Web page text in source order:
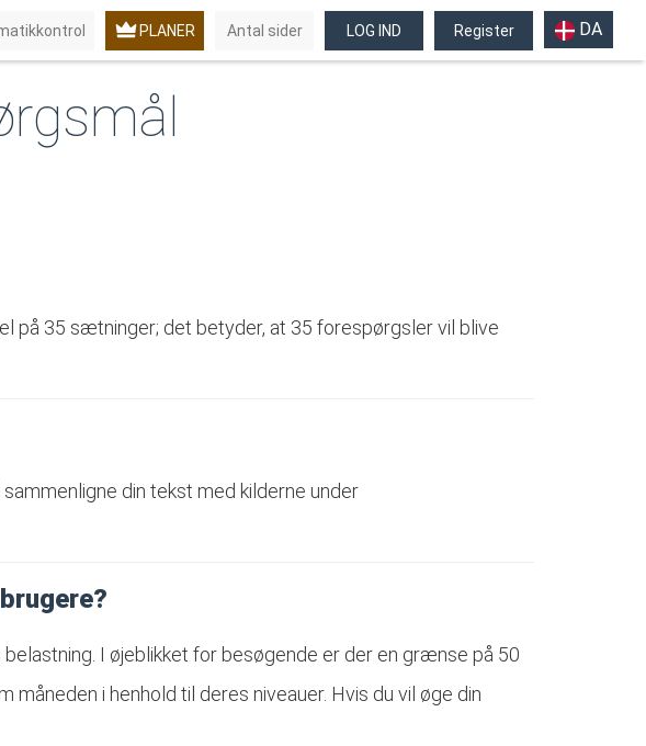
PLANER Antal sider LOG IND Register DA
på 35 sætninger; det betyder, at 35 forespørgsler vil blive
din tekst med kilderne under
I øjeblikket for besøgende er der en grænse på 50
i henhold til deres niveauer. Hvis du vil øge din